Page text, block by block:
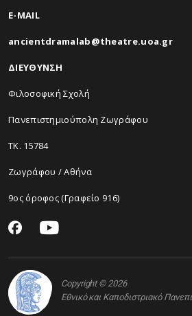
E-MAIL
ancientdramalab@theatre.uoa.gr
ΔΙΕΥΘΥΝΣΗ
Φιλοσοφική Σχολή
Πανεπιστημιούπολη Ζωγράφου
ΤΚ. 15784
Ζωγράφου / Αθήνα
9ος όροφος (Γραφείο 916)
Copyright © 2026
Εθνικό και Καποδιστριακό